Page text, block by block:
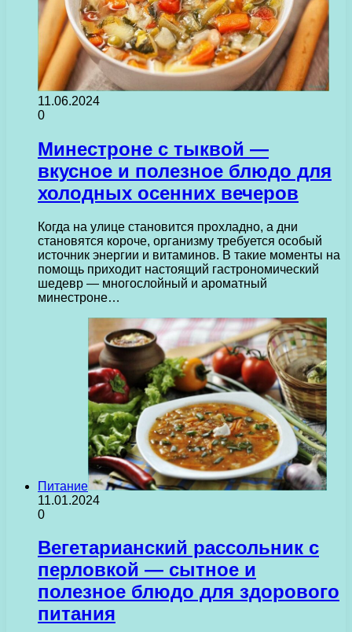
11.06.2024
0
Минестроне с тыквой —
вкусное и полезное блюдо для
холодных осенних вечеров
Когда на улице становится прохладно, а дни
становятся короче, организму требуется особый
источник энергии и витаминов. В такие моменты на
помощь приходит настоящий гастрономический
шедевр — многослойный и ароматный
минестроне…
Питание
11.01.2024
0
Вегетарианский рассольник с
перловкой — сытное и
полезное блюдо для здорового
питания